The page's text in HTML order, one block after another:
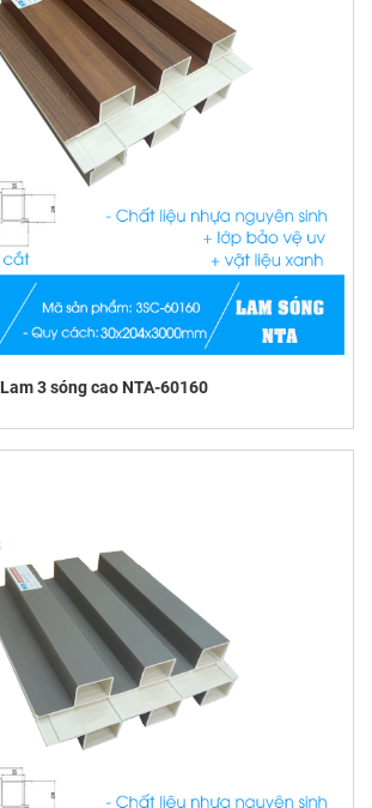
Lam 3 sóng cao NTA-60160